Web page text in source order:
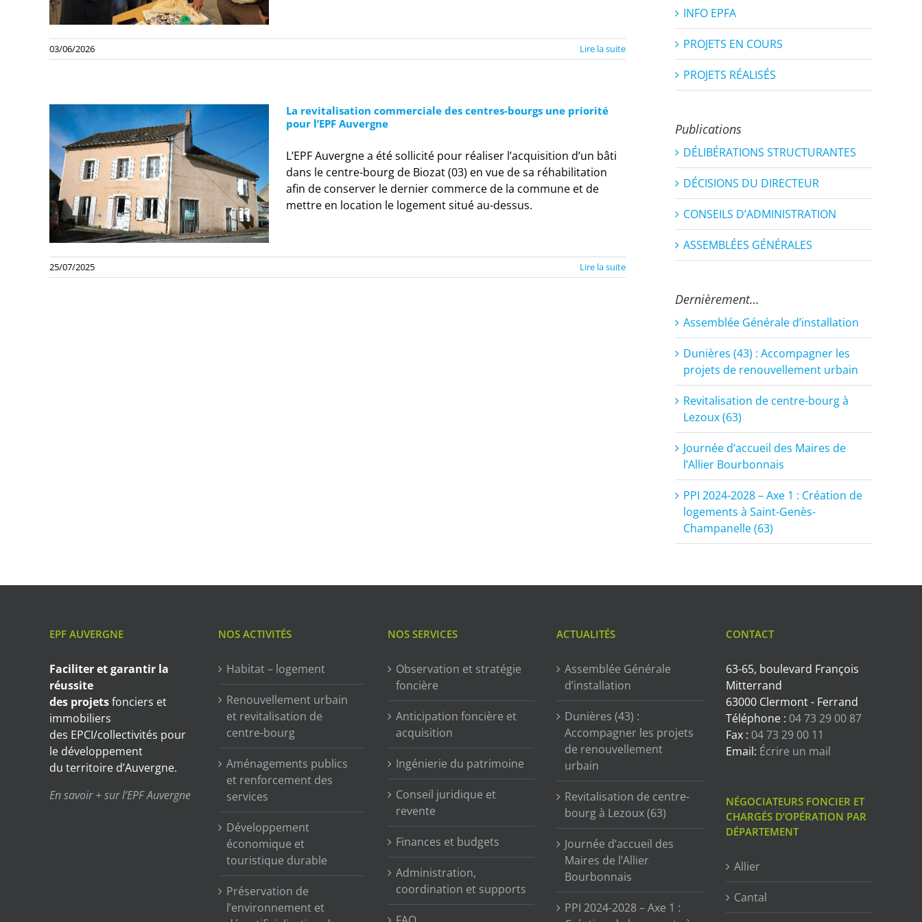
03/06/2026 Lire la suite
La revitalisation commerciale des centres-bourgs une priorité
pour l’EPF Auvergne
L’EPF Auvergne a été sollicité pour réaliser l’acquisition d’un bâti
dans le centre-bourg de Biozat (03) en vue de sa réhabilitation
afin de conserver le dernier commerce de la commune et de
mettre en location le logement situé au-dessus.
25/07/2025 Lire la suite
INFO EPFA
PROJETS EN COURS
PROJETS RÉALISÉS
Publications
DÉLIBÉRATIONS STRUCTURANTES
DÉCISIONS DU DIRECTEUR
CONSEILS D’ADMINISTRATION
ASSEMBLÉES GÉNÉRALES
Dernièrement…
Assemblée Générale d’installation
Dunières (43) : Accompagner les
projets de renouvellement urbain
Revitalisation de centre-bourg à
Lezoux (63)
Journée d’accueil des Maires de
l’Allier Bourbonnais
PPI 2024-2028 – Axe 1 : Création de
logements à Saint-Genès-
Champanelle (63)
EPF AUVERGNE
Faciliter et garantir la
réussite
des projetsfonciers et
immobiliers
des EPCI/collectivités pour
le développement
du territoire d’Auvergne.
En savoir + sur l’EPF Auvergne
NOS ACTIVITÉS
Habitat – logement
Renouvellement urbain
et revitalisation de
centre-bourg
Aménagements publics
et renforcement des
services
Développement
économique et
touristique durable
Préservation de
l’environnement et
NOS SERVICES
Observation et stratégie
foncière
Anticipation foncière et
acquisition
Ingénierie du patrimoine
Conseil juridique et
revente
Finances et budgets
Administration,
coordination et supports
ACTUALITÉS
Assemblée Générale
d’installation
Dunières (43) :
Accompagner les projets
de renouvellement
urbain
Revitalisation de centre-
bourg à Lezoux (63)
Journée d’accueil des
Maires de l’Allier
Bourbonnais
PPI 2024-2028 – Axe 1 :
CONTACT
63-65, boulevard François
Mitterrand
63000 Clermont - Ferrand
Téléphone : 04 73 29 00 87
Fax : 04 73 29 00 11
Email: Écrire un mail
NÉGOCIATEURS FONCIER ET
CHARGÉS D’OPÉRATION PAR
DÉPARTEMENT
Allier
Cantal